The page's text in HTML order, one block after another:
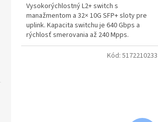
Vysokorýchlostný L2+ switch s
manažmentom a 32× 10G SFP+ sloty pre
uplink. Kapacita switchu je 640 Gbps a
rýchlosť smerovania až 240 Mpps.
Kód: 5172210233